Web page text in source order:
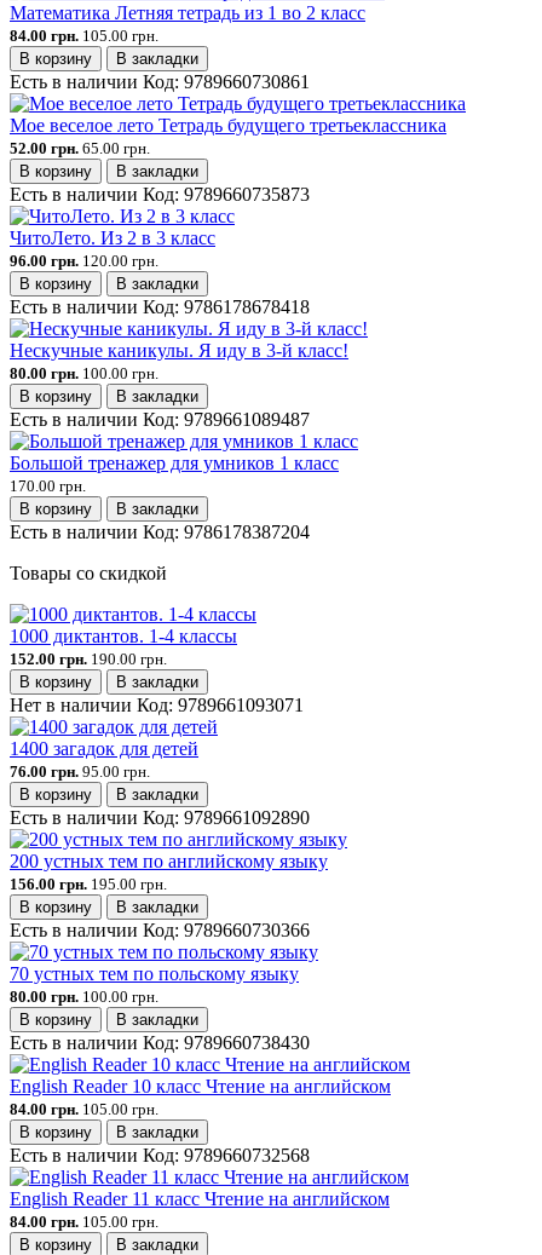
Математика Летняя тетрадь из 1 во 2 класс
84.00 грн. 105.00 грн.
В корзину
В закладки
Есть в наличии Код: 9789660730861
Мое веселое лето Тетрадь будущего третьеклассника
52.00 грн. 65.00 грн.
В корзину
В закладки
Есть в наличии Код: 9789660735873
ЧитоЛето. Из 2 в 3 класс
96.00 грн. 120.00 грн.
В корзину
В закладки
Есть в наличии Код: 9786178678418
Нескучные каникулы. Я иду в 3-й класс!
80.00 грн. 100.00 грн.
В корзину
В закладки
Есть в наличии Код: 9789661089487
Большой тренажер для умников 1 класс
170.00 грн.
В корзину
В закладки
Есть в наличии Код: 9786178387204
Товары со скидкой
1000 диктантов. 1-4 классы
152.00 грн. 190.00 грн.
В корзину
В закладки
Нет в наличии Код: 9789661093071
1400 загадок для детей
76.00 грн. 95.00 грн.
В корзину
В закладки
Есть в наличии Код: 9789661092890
200 устных тем по английскому языку
156.00 грн. 195.00 грн.
В корзину
В закладки
Есть в наличии Код: 9789660730366
70 устных тем по польскому языку
80.00 грн. 100.00 грн.
В корзину
В закладки
Есть в наличии Код: 9789660738430
English Reader 10 класс Чтение на английском
84.00 грн. 105.00 грн.
В корзину
В закладки
Есть в наличии Код: 9789660732568
English Reader 11 класс Чтение на английском
84.00 грн. 105.00 грн.
В корзину
В закладки